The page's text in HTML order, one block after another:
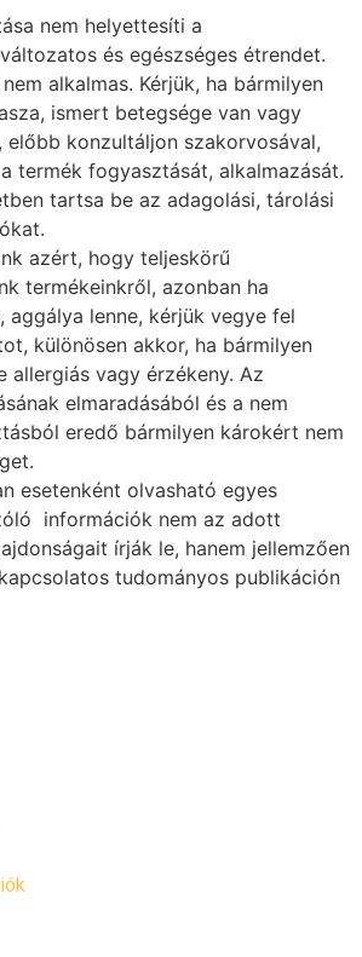
nem helyettesíti a
és egészséges étrendet.
alkalmas. Kérjük, ha bármilyen
ismert betegsége van vagy
előbb konzultáljon szakorvosával,
termék fogyasztását, alkalmazását.
tartsa be az adagolási, tárolási
azért, hogy teljeskörű
termékeinkről, azonban ha
aggálya lenne, kérjük vegye fel
különösen akkor, ha bármilyen
allergiás vagy érzékeny. Az
elmaradásából és a nem
eredő bármilyen károkért nem
esetenként olvasható egyes
információk nem az adott
írják le, hanem jellemzően
tudományos publikáción